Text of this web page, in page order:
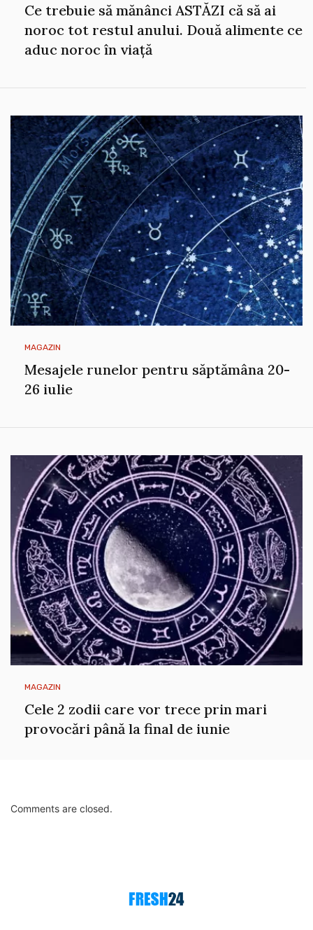
Ce trebuie să mănânci ASTĂZI că să ai
noroc tot restul anului. Două alimente ce
aduc noroc în viață
MAGAZIN
Mesajele runelor pentru săptămâna 20-
26 iulie
MAGAZIN
Cele 2 zodii care vor trece prin mari
provocări până la final de iunie
Comments are closed.